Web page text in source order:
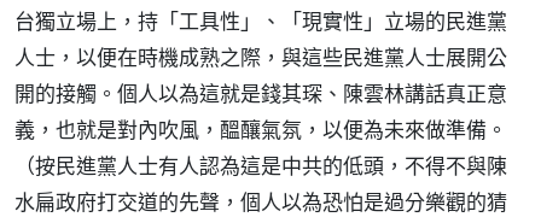
台獨立場上，持「工具性」、「現實性」立場的民進黨
人士，以便在時機成熟之際，與這些民進黨人士展開公
開的接觸。個人以為這就是錢其琛、陳雲林講話真正意
義，也就是對內吹風，醞釀氣氛，以便為未來做準備。
（按民進黨人士有人認為這是中共的低頭，不得不與陳
水扁政府打交道的先聲，個人以為恐怕是過分樂觀的猜